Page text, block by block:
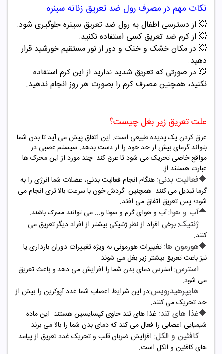
نکات مهم در مصرف رول ضد تعریق زنانه سینره
💥 از دسترسی اطفال به رول ضد تعریق سینره جلوگیری شود.
💥 از کرم ضد تعریق کسی استفاده نکنید.
💥 در مکان خشک و خنک و دور از نور مستقیم خورشید قرار
دهید.
💥 در صورتی که تعریق شدید ندارید از این کرم استفاده
نکنید، همچنین مصرف کرم را بصورت هر روز انجام ندهید.
علت تعریق زیر بغل چیست؟
عرق کردن یک پدیده طبیعی است. این اتفاق پیش می آید تا بدن شما
بتواند گرمای بیش از حد خود را از دست بدهد. سیستم عصبی در
مواقع خاصی تحریک می شود تا عرق کند. چند مورد از این محرک ها
عبارت هستند از:
🔷فعالیت بدنی:هنگام انجام فعالیت بدنی، عضلات شما انرژی را به
گرما تبدیل می کنند. همچنین گردش خون با سرعت بالا تری انجام می
شود؛ پس تعریق اتفاق می افتد.
🔷آب و هوا:آب و هوای گرم و سونا و... می توانند محرک باشند.
🔷ژنتیک:برخی افراد از نظر ژنتیکی بیشتر از افراد دیگر تعریق می
کنند.
🔷هورمون ها:تغییرات هورمونی به ویژه تغییرات دوران بارداری یا
نیز باعث تعریق بیشتر زیر بغل می شوند.
🔷استرس: استرس دمای بدن شما را افزایش می دهد و باعث تعریق
می شود.
🔷هایپرهیدرویس:در این شرایط اعصاب شما غدد آپوکرین را بیش از
حد تحریک می کنند.
🔷غذا های تند: غذا های تند حاوی کپسایسین هستند. این ماده
شیمیایی اعصابی را فعال می کند که دمای بدن شما را بالا می برند.
🔷کافئین و الکل: افزایش ضربان قلب و تحریک غدد تعریق از پیامد
های کافئین و الکل است.